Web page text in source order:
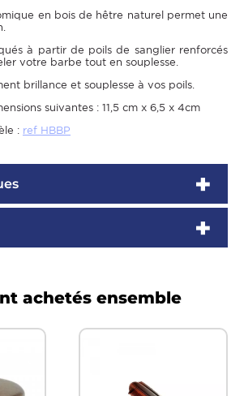
en bois de hêtre naturel permet une
à partir de poils de sanglier renforcés
votre barbe tout en souplesse.
brillance et souplesse à vos poils.
suivantes : 11,5 cm x 6,5 x 4cm
: ref HBBP
achetés ensemble